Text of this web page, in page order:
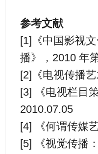
参考文献
[1]《中国影视
播》，2010 年
[2]《电视传播
[3] 《电视栏目
2010.07.05
[4] 《何谓传媒
[5] 《视觉传播